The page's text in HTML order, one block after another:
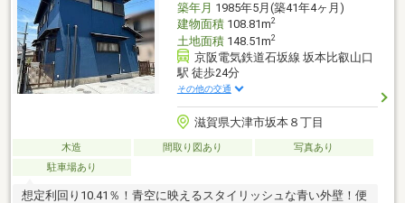
築年月 1985年5月(築41年4ヶ月)
建物面積108.81m2
土地面積148.51m2
京阪電気鉄道石坂線 坂本比叡山口
駅 徒歩24分
その他の交通
滋賀県大津市坂本８丁目
木造 間取り図あり
写真あり
駐車場あり
想定利回り10.41％！青空に映えるスタイリッシュな青い外壁！便